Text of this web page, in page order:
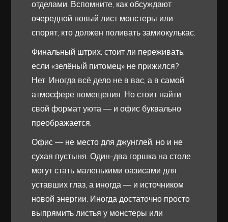
отделами. Вспомните, как обсуждают
очередной новый лист монстеры или
спорят, кто должен поливать замиокулькас.
Финальный штрих: стоит ли переживать,
если «зелёный питомец» не прижился?
Нет. Иногда всё дело не в вас, а в самой
атмосфере помещения. Но стоит найти
свой формат уюта — и офис буквально
преображается.
Офис — не место для джунглей, но и не
сухая пустыня. Один-два горшка на столе
могут стать маленькими оазисами для
уставших глаз, а иногда — и источником
новой энергии. Иногда достаточно просто
выпрямить листья у монстеры или